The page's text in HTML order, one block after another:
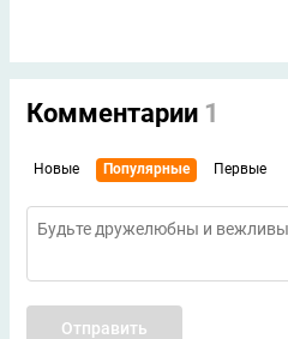
Комментарии 1
Новые Популярные Первые
Отправить